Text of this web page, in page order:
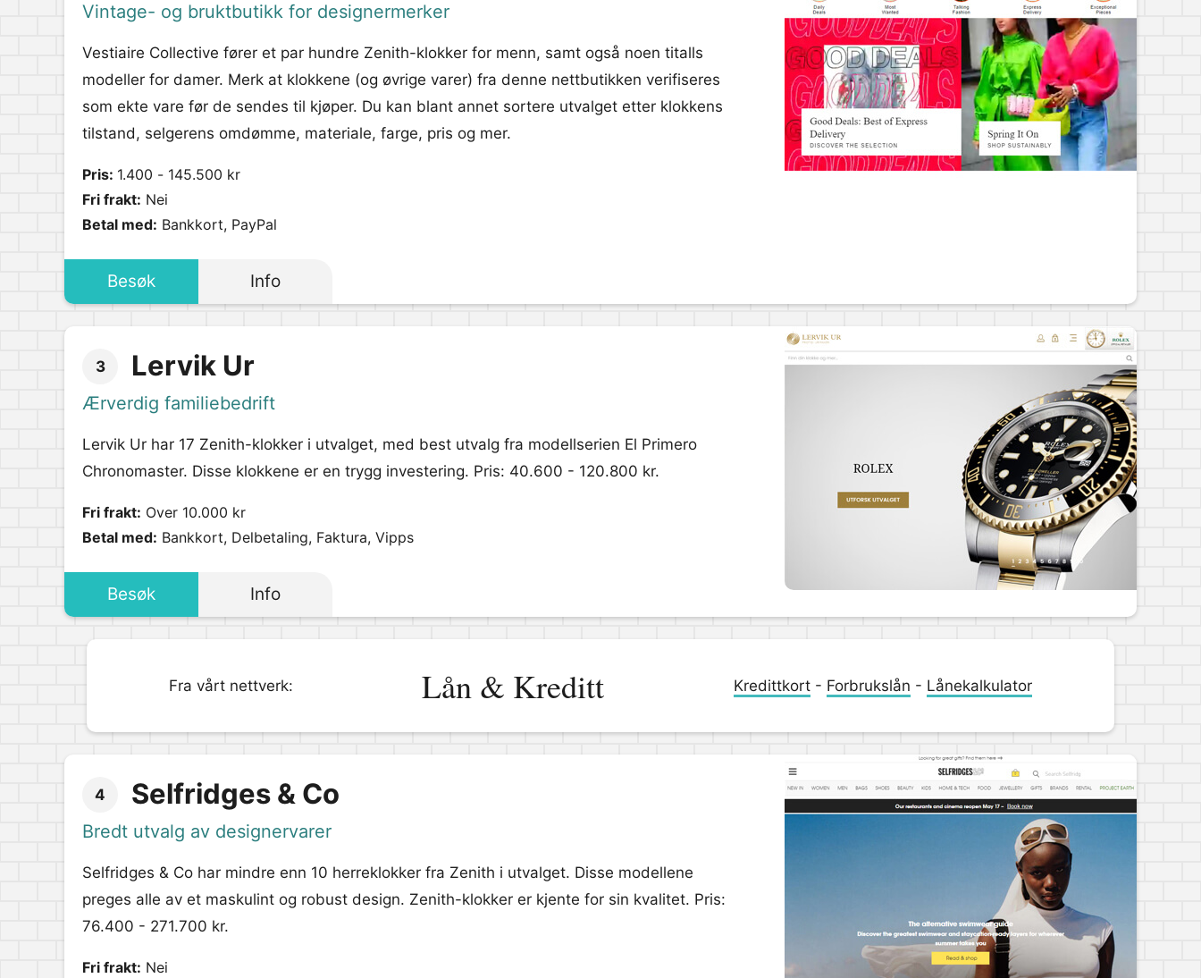
Vintage- og bruktbutikk for designermerker
Vestiaire Collective fører et par hundre Zenith-klokker for menn, samt også noen titalls
modeller for damer. Merk at klokkene (og øvrige varer) fra denne nettbutikken verifiseres
som ekte vare før de sendes til kjøper. Du kan blant annet sortere utvalget etter klokkens
tilstand, selgerens omdømme, materiale, farge, pris og mer.
Pris: 1.400 - 145.500 kr
Fri frakt: Nei
Betal med: Bankkort, PayPal
Besøk Info
3 Lervik Ur
Ærverdig familiebedrift
Lervik Ur har 17 Zenith-klokker i utvalget, med best utvalg fra modellserien El Primero
Chronomaster. Disse klokkene er en trygg investering. Pris: 40.600 - 120.800 kr.
Fri frakt: Over 10.000 kr
Betal med: Bankkort, Delbetaling, Faktura, Vipps
Besøk Info
Fra vårt nettverk: Lån & Kreditt Kredittkort- Forbrukslån - Lånekalkulator
4 Selfridges & Co
Bredt utvalg av designervarer
Selfridges & Co har mindre enn 10 herreklokker fra Zenith i utvalget. Disse modellene
preges alle av et maskulint og robust design. Zenith-klokker er kjente for sin kvalitet. Pris:
76.400 - 271.700 kr.
Fri frakt: Nei